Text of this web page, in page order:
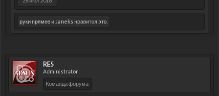
руки прямееи Janeks нравится это.
RES
Administrator
Команда форума